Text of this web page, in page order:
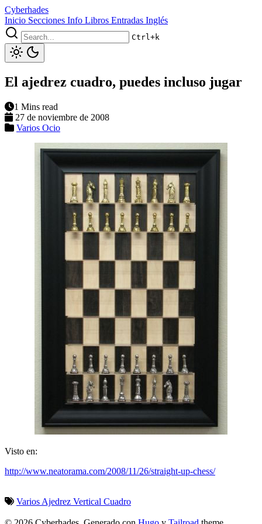
Cyberhades
Inicio Secciones Info Libros Entradas Inglés
Ctrl+k
El ajedrez cuadro, puedes incluso jugar
1 Mins read
27 de noviembre de 2008
Varios Ocio
Visto en:
http://www.neatorama.com/2008/11/26/straight-up-chess/
Varios Ajedrez Vertical Cuadro